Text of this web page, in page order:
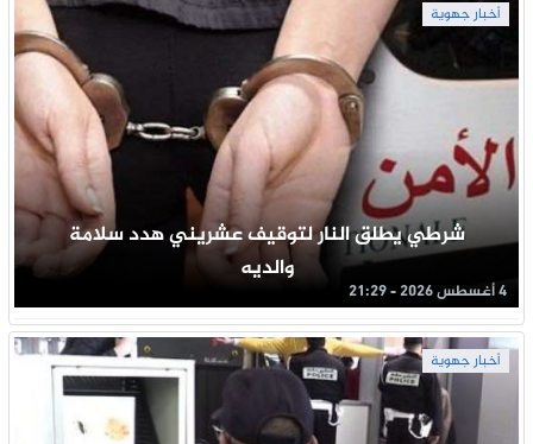
أخبار جهوية
شرطي يطلق النار لتوقيف عشريني هدد سلامة
والديه
4 أغسطس 2026 - 21:29
أخبار جهوية